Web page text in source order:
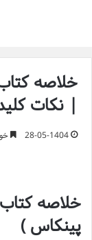
خلاصه
| نکات
28-05-1404
خلاصه کتاب
پینکاس )